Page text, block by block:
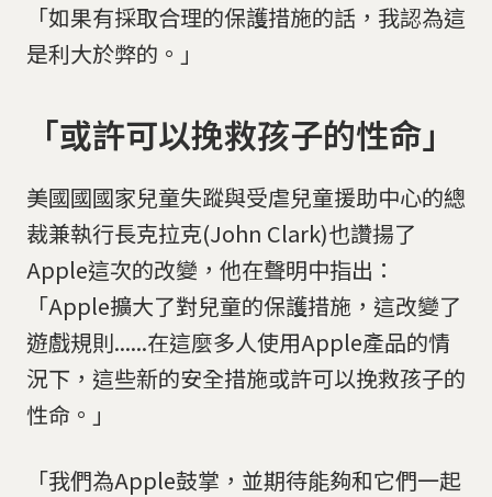
「如果有採取合理的保護措施的話，我認為這
是利大於弊的。」
「或許可以挽救孩子的性命」
美國國國家兒童失蹤與受虐兒童援助中心的總
裁兼執行長克拉克(John Clark)也讚揚了
Apple這次的改變，他在聲明中指出：
「Apple擴大了對兒童的保護措施，這改變了
遊戲規則......在這麼多人使用Apple產品的情
況下，這些新的安全措施或許可以挽救孩子的
性命。」
「我們為Apple鼓掌，並期待能夠和它們一起